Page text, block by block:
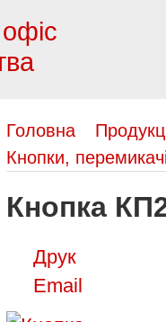
Головна
Кнопки,
Кнопка
Друк
Email